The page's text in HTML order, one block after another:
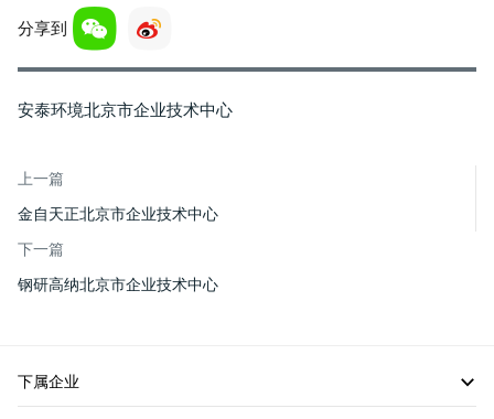
分享到
安泰环境北京市企业技术中心
上一篇
金自天正北京市企业技术中心
下一篇
钢研高纳北京市企业技术中心
下属企业